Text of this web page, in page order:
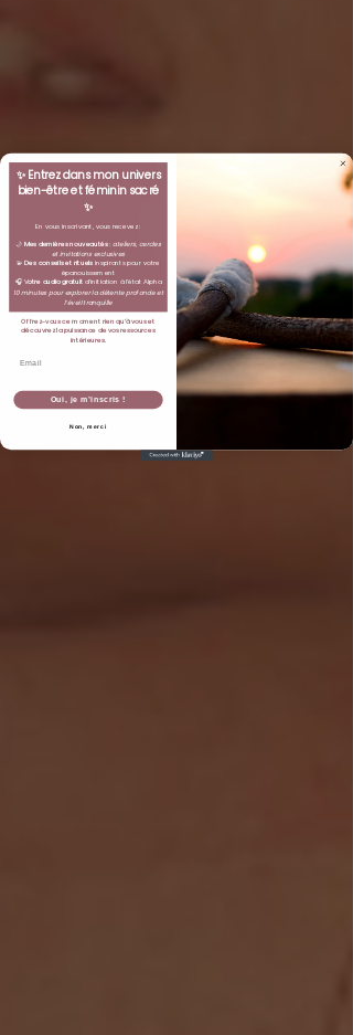
✨ Entrez dans mon univers
bien-être et féminin sacré
✨
En vous inscrivant, vous recevez :
🌙 Mes dernières nouveautés:ateliers, cercles
et invitations exclusives
💫Des conseils et rituels inspirants pour votre
épanouissement
🎧 Votre audio gratuitd’initiation à l’état Alpha
10 minutes pour explorer la détente profonde et
l’éveil tranquille
Offrez-vous ce moment rien qu’à vous et
découvrez la puissance de vos ressources
intérieures.
Oui, je m’inscris !
Non, merci